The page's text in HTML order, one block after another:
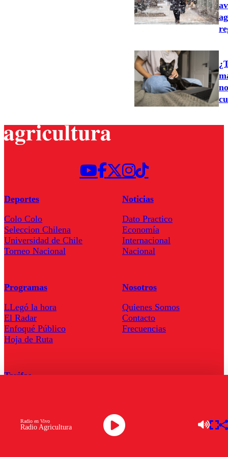
Radio Agricultura
Radio en Vivo
Deportes
Colo Colo
Seleccion Chilena
Universidad de Chile
Torneo Nacional
Noticias
Dato Practico
Economía
Internacional
Nacional
Programas
LLegó la hora
El Radar
Enfoqué Público
Hoja de Ruta
Nosotros
Quienes Somos
Contacto
Frecuencias
Tarifas